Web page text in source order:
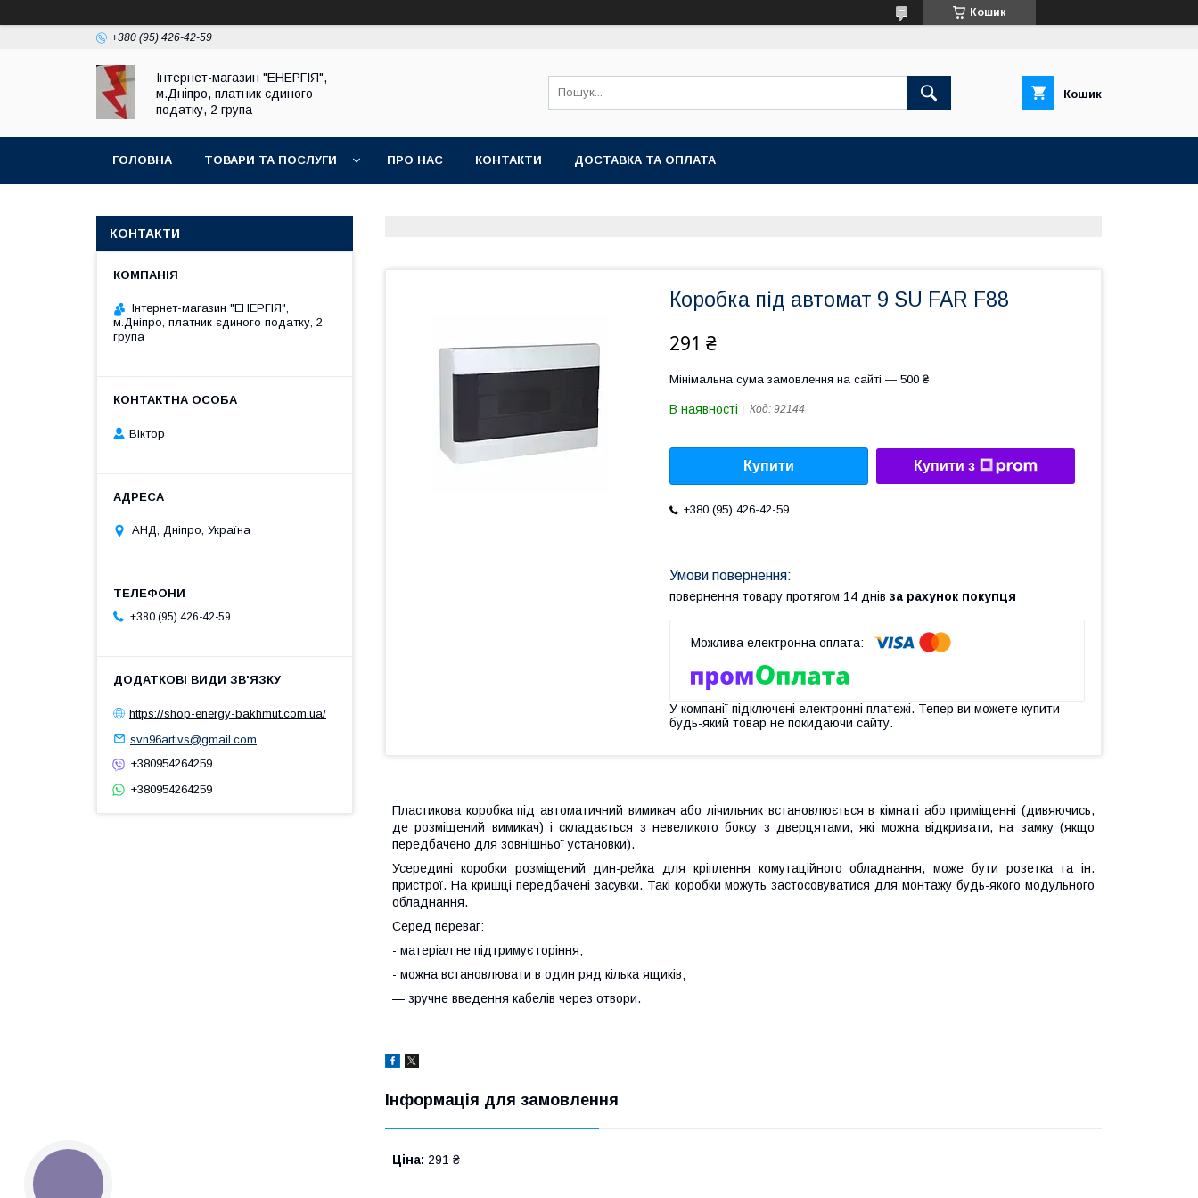
Кошик
+380 (95) 426-42-59
Інтернет-магазин "ЕНЕРГІЯ",
м.Дніпро, платник єдиного
податку, 2 група
Кошик
ГОЛОВНА ТОВАРИ ТА ПОСЛУГИ ПРО НАС КОНТАКТИ ДОСТАВКА ТА ОПЛАТА
Коробка під автомат 9 SU FAR F88
291 ₴
Мінімальна сума замовлення на сайті — 500 ₴
В наявності Код: 92144
Купити Купити з
+380 (95) 426-42-59
повернення товару протягом 14 днів за рахунок покупця
У компанії підключені електронні платежі. Тепер ви можете купити
будь-який товар не покидаючи сайту.
Пластикова коробка під автоматичний вимикач або лічильник встановлюється в кімнаті або приміщенні (дивяючись,
де розміщений вимикач) і складається з невеликого боксу з дверцятами, які можна відкривати, на замку (якщо
передбачено для зовнішньої установки).
Усередині коробки розміщений дин-рейка для кріплення комутаційного обладнання, може бути розетка та ін.
пристрої. На кришці передбачені засувки. Такі коробки можуть застосовуватися для монтажу будь-якого модульного
обладнання.
Серед переваг:
- матеріал не підтримує горіння;
- можна встановлювати в один ряд кілька ящиків;
— зручне введення кабелів через отвори.
Інформація для замовлення
Ціна: 291 ₴
КОНТАКТИ
Інтернет-магазин "ЕНЕРГІЯ",
м.Дніпро, платник єдиного податку, 2
група
Віктор
АНД, Дніпро, Україна
+380 (95) 426-42-59
https://shop-energy-bakhmut.com.ua/
svn96art.vs@gmail.com
+380954264259
+380954264259